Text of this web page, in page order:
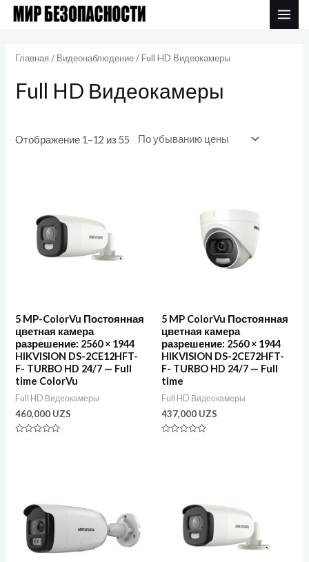
Перейти
Главная / Видеонаблюдение/ Full HD Видеокамеры
Full HD Видеокамеры
Отображение 1–12 из 55
убыванию
5 MP-ColorVu Постоянная
цветная камера
разрешение: 2560 × 1944
HIKVISION DS-2CE12HFT-
F- TURBO HD 24/7 — Full
time ColorVu
Full HD Видеокамеры
460,000 UZS
5 MP ColorVu Постоянная
цветная камера
разрешение: 2560 × 1944
HIKVISION DS-2CE72HFT-
F- TURBO HD 24/7 — Full
time
Full HD Видеокамеры
437,000 UZS